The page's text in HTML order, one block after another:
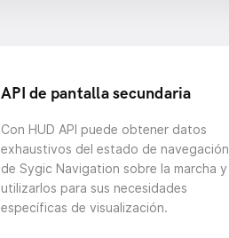
API de pantalla secundaria
Con HUD API puede obtener datos
exhaustivos del estado de navegación
de Sygic Navigation sobre la marcha y
utilizarlos para sus necesidades
específicas de visualización.